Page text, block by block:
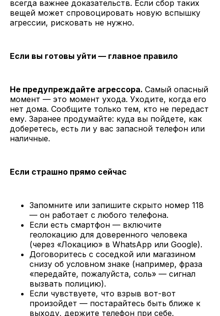
всегда важнее доказательств. Если сбор таких
вещей может спровоцировать новую вспышку
агрессии, рисковать не нужно.
Если вы готовы уйти — главное правило
Не предупреждайте агрессора. Самый опасный
момент — это момент ухода. Уходите, когда его
нет дома. Сообщите только тем, кто не передаст
ему. Заранее продумайте: куда вы пойдете, как
доберетесь, есть ли у вас запасной телефон или
наличные.
Если страшно прямо сейчас
Запомните или запишите скрыто номер 118
— он работает с любого телефона.
Если есть смартфон — включите
геолокацию для доверенного человека
(через «Локацию» в WhatsApp или Google).
Договоритесь с соседкой или магазином
снизу об условном знаке (например, фраза
«передайте, пожалуйста, соль» — сигнал
вызвать полицию).
Если чувствуете, что взрыв вот-вот
произойдет — постарайтесь быть ближе к
выходу, держите телефон при себе.